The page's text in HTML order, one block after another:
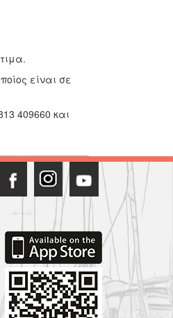
είναι σε
409660 και